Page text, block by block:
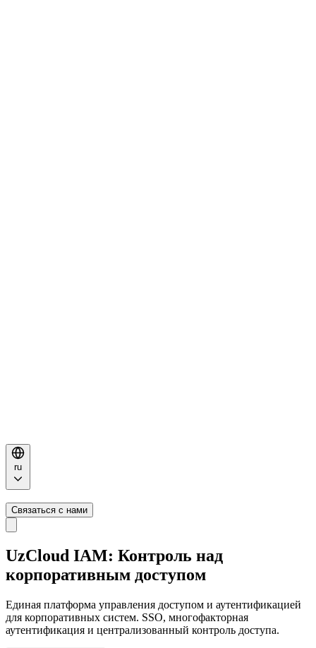
ru
Связаться с нами
UzCloud IAM: Контроль над
корпоративным доступом
Единая платформа управления доступом и аутентификацией
для корпоративных систем. SSO, многофакторная
аутентификация и централизованный контроль доступа.